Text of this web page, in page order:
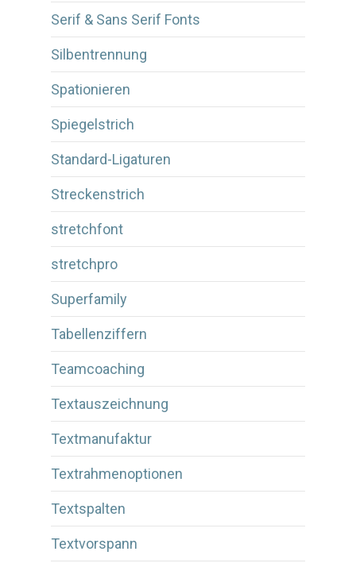
Serif & Sans Serif Fonts
Silbentrennung
Spationieren
Spiegelstrich
Standard-Ligaturen
Streckenstrich
stretchfont
stretchpro
Superfamily
Tabellenziffern
Teamcoaching
Textauszeichnung
Textmanufaktur
Textrahmenoptionen
Textspalten
Textvorspann